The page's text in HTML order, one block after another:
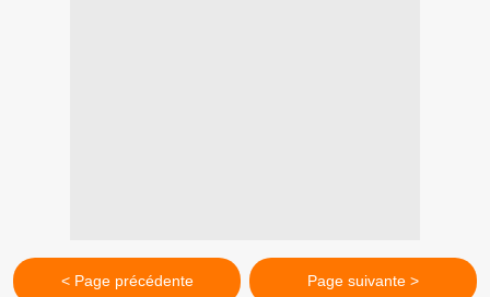
< Page précédente Page suivante >